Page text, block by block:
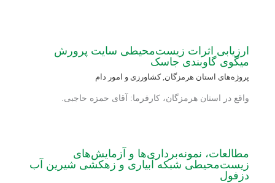
ارزیابی اثرات زیست‌محیطی سایت پرورش
میگوی گاوبندی جاسک
پروژه‌های استان هرمزگان,کشاورزی و امور دام
واقع در استان هرمزگان، کارفرما: آقای حمزه حاجبی.
مطالعات، نمونه‌برداری‌ها و آزمایش‌های
زیست‌محیطی شبکه آبیاری و زهکشی شیرین آب
دزفول